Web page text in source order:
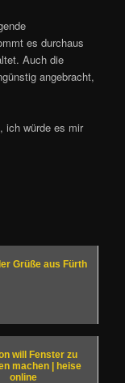
es durchaus
Auch die
angebracht,
ich würde es mir
Grüße aus Fürth
will Fenster zu
machen | heise
online